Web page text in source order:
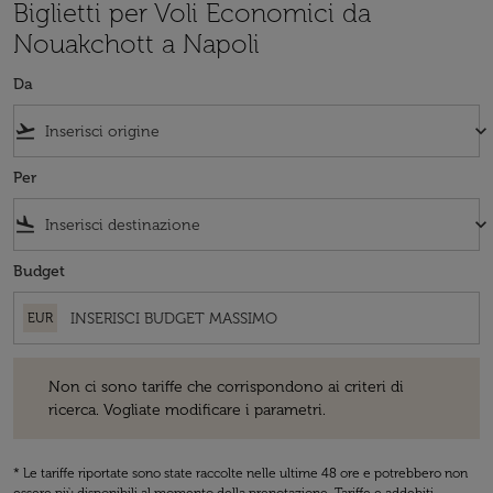
Biglietti per Voli Economici da
Nouakchott a Napoli
Da
flight_takeoff keyboard_arrow_down
Per
flight_land keyboard_arrow_down
Budget
EUR
Non ci sono tariffe che corrispondono ai criteri di
ricerca. Vogliate modificare i parametri.
* Le tariffe riportate sono state raccolte nelle ultime 48 ore e potrebbero non